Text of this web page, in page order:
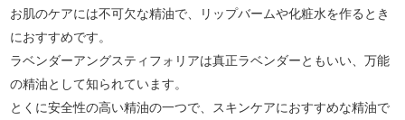
お肌のケアには不可欠な精油で、リップバームや化粧水を作るとき
におすすめです。
ラベンダーアングスティフォリアは真正ラベンダーともいい、万能
の精油として知られています。
とくに安全性の高い精油の一つで、スキンケアにおすすめな精油で